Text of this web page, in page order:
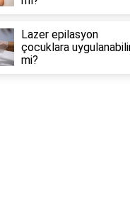
Lazer epilasyon
çocuklara
mi?